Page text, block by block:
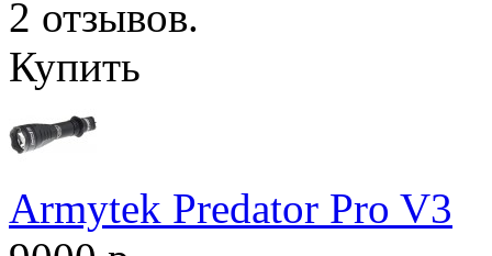
Купить
Armytek Predator Pro V3